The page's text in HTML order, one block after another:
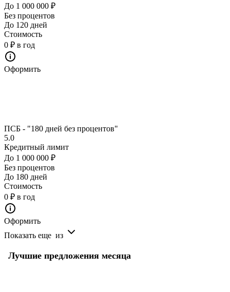
До 1 000 000 ₽
Без процентов
До 120 дней
Стоимость
0 ₽ в год
Оформить
ПСБ - "180 дней без процентов"
5.0
Кредитный лимит
До 1 000 000 ₽
Без процентов
До 180 дней
Стоимость
0 ₽ в год
Оформить
Показать еще из
Лучшие предложения месяца